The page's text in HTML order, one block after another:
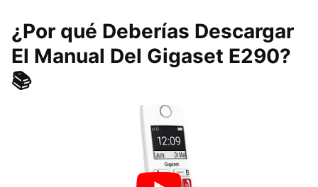
¿Por qué Deberías Descargar
El Manual Del Gigaset E290?
📚